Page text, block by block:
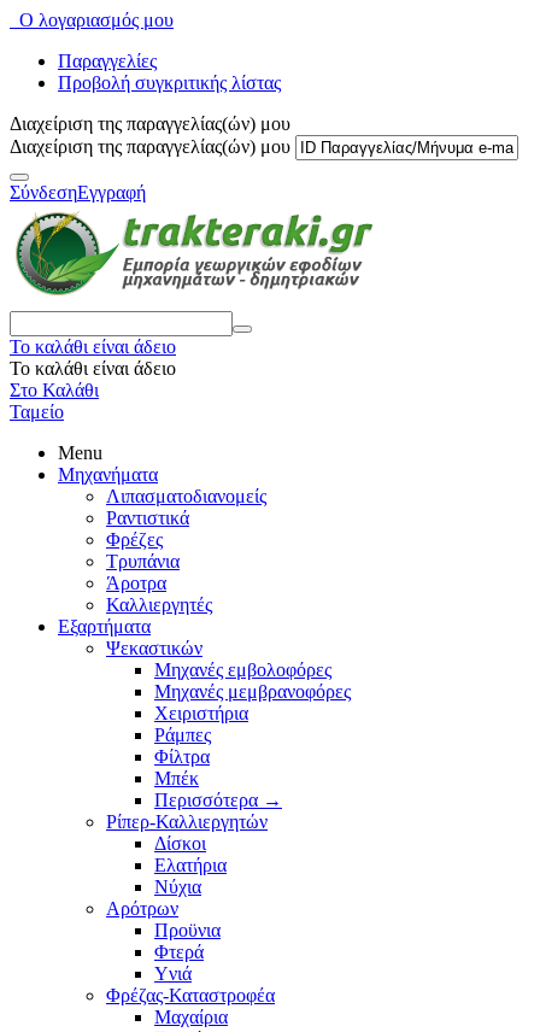
Ο λογαριασμός μου
Παραγγελίες
Προβολή συγκριτικής λίστας
Διαχείριση της παραγγελίας(ών) μου
Διαχείριση της παραγγελίας(ών) μου
ΣύνδεσηΕγγραφή
Το καλάθι είναι άδειο
Το καλάθι είναι άδειο
Στο Καλάθι
Ταμείο
Menu
Μηχανήματα
Λιπασματοδιανομείς
Ραντιστικά
Φρέζες
Τρυπάνια
Άροτρα
Καλλιεργητές
Εξαρτήματα
Ψεκαστικών
Μηχανές εμβολοφόρες
Μηχανές μεμβρανοφόρες
Χειριστήρια
Ράμπες
Φίλτρα
Μπέκ
Περισσότερα →
Ρίπερ-Καλλιεργητών
Δίσκοι
Ελατήρια
Νύχια
Αρότρων
Προϋνια
Φτερά
Υνιά
Φρέζας-Καταστροφέα
Mαχαίρια